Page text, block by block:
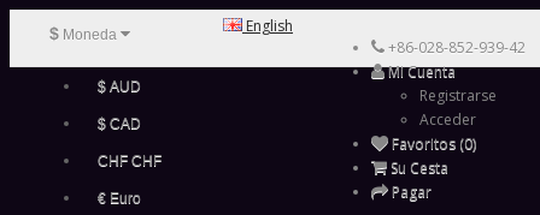
$ Moneda
$ AUD
$ CAD
CHF CHF
€ Euro
English
+86-028-852-939-42
Mi Cuenta
Registrarse
Acceder
Favoritos (0)
Su Cesta
Pagar